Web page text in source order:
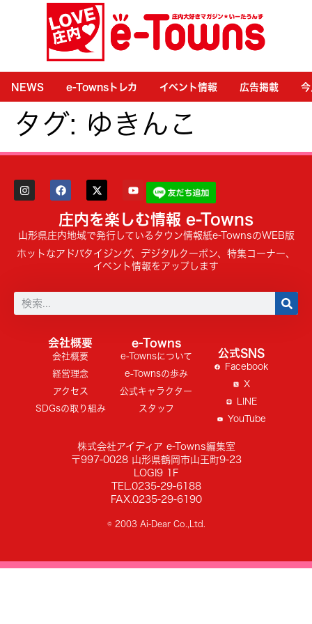
NEWS e-Townsトレカ イベント情報 広告掲載
タグ: ゆきんこ
庄内を楽しむ情報 e-Towns
山形県庄内地域で発行しているタウン情報紙e-TownsのWEB版
ホットなアドバタイジング、デジタルクーポン、特集コーナー、
イベント情報をアップします
会社概要
会社概要
経営理念
アクセス
SDGsの取り組み
e-Towns
e-Townsについて
e-Townsの歩み
公式キャラクター
スタッフ
公式SNS
Facebook
X
LINE
YouTube
株式会社アイディア e-Towns編集室
〒997-0028 山形県鶴岡市山王町9-23
LOGI9 1F
TEL.0235-29-6188
FAX.0235-29-6190
© 2003 Ai-Dear Co.,Ltd.